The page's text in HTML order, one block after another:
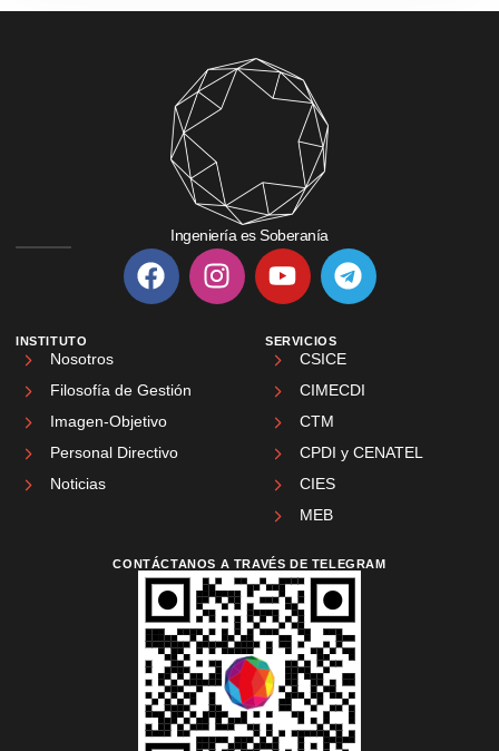
Ingeniería es Soberanía
INSTITUTO
Nosotros
Filosofía de Gestión
Imagen-Objetivo
Personal Directivo
Noticias
SERVICIOS
CSICE
CIMECDI
CTM
CPDI y CENATEL
CIES
MEB
CONTÁCTANOS A TRAVÉS DE TELEGRAM